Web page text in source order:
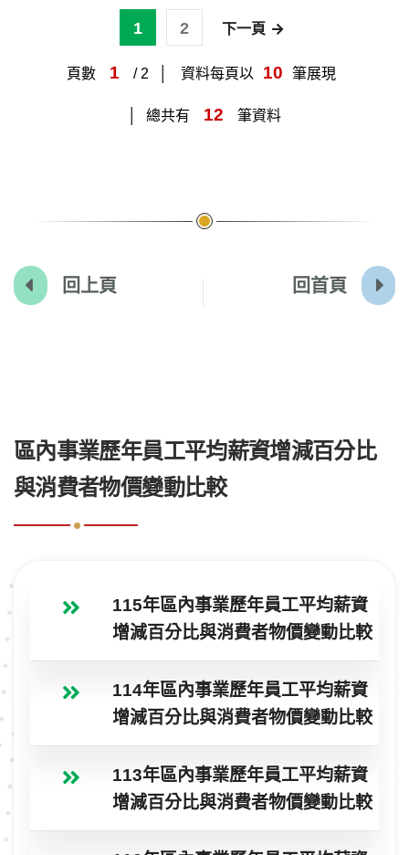
區內事業歷年員工平均薪資增減百分比
與消費者物價變動比較
115年區內事業歷年員工平均薪資
增減百分比與消費者物價變動比較
114年區內事業歷年員工平均薪資
增減百分比與消費者物價變動比較
113年區內事業歷年員工平均薪資
增減百分比與消費者物價變動比較
1 2 下一頁
頁數 1 / 2 資料每頁以 10 筆展現
總共有 12 筆資料
回上頁 回首頁